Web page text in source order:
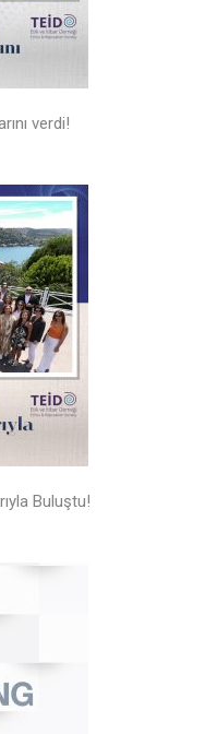
verdi!
Buluştu!